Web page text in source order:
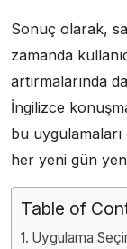
Sonuç olarak,
zamanda
artırmalarında
İngilizce
bu
her yeni gün
Table of
Uygulama